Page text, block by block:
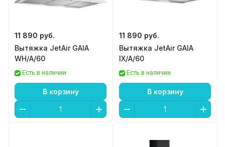
11 890 руб.
Вытяжка JetAir GAIA
WH/A/60
Есть в наличии
В корзину
11 890 руб.
Вытяжка JetAir GAIA
IX/A/60
Есть в наличии
В корзину